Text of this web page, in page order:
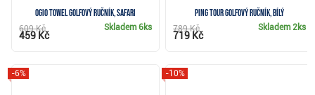
Ogio Towel golfový ručník, safari
Skladem6ks
609 Kč
459 Kč
Ping Tour golfový ručník, bílý
Skladem2ks
789 Kč
719 Kč
-6% -10%